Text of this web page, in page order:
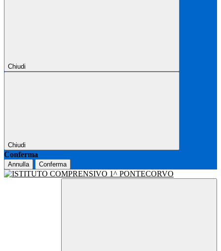
Chiudi
Chiudi
Conferma
Annulla Conferma